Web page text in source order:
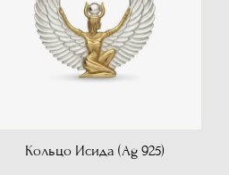
Кольцо Исида (Ag 925)